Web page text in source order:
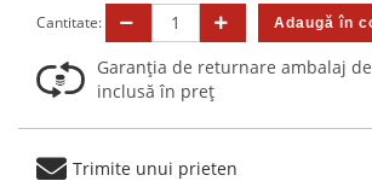
Cantitate:
Garanția de returnare ambalaj
inclusă în preț
Trimite unui prieten